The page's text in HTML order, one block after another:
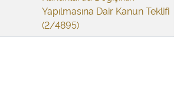
Yapılmasına Dair Kanun Teklifi
(2/4895)